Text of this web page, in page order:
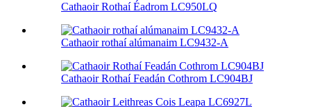
Cathaoir Rothaí Éadrom LC950LQ
Cathaoir rothaí alúmanaim LC9432-A
Cathaoir Rothaí Feadán Cothrom LC904BJ